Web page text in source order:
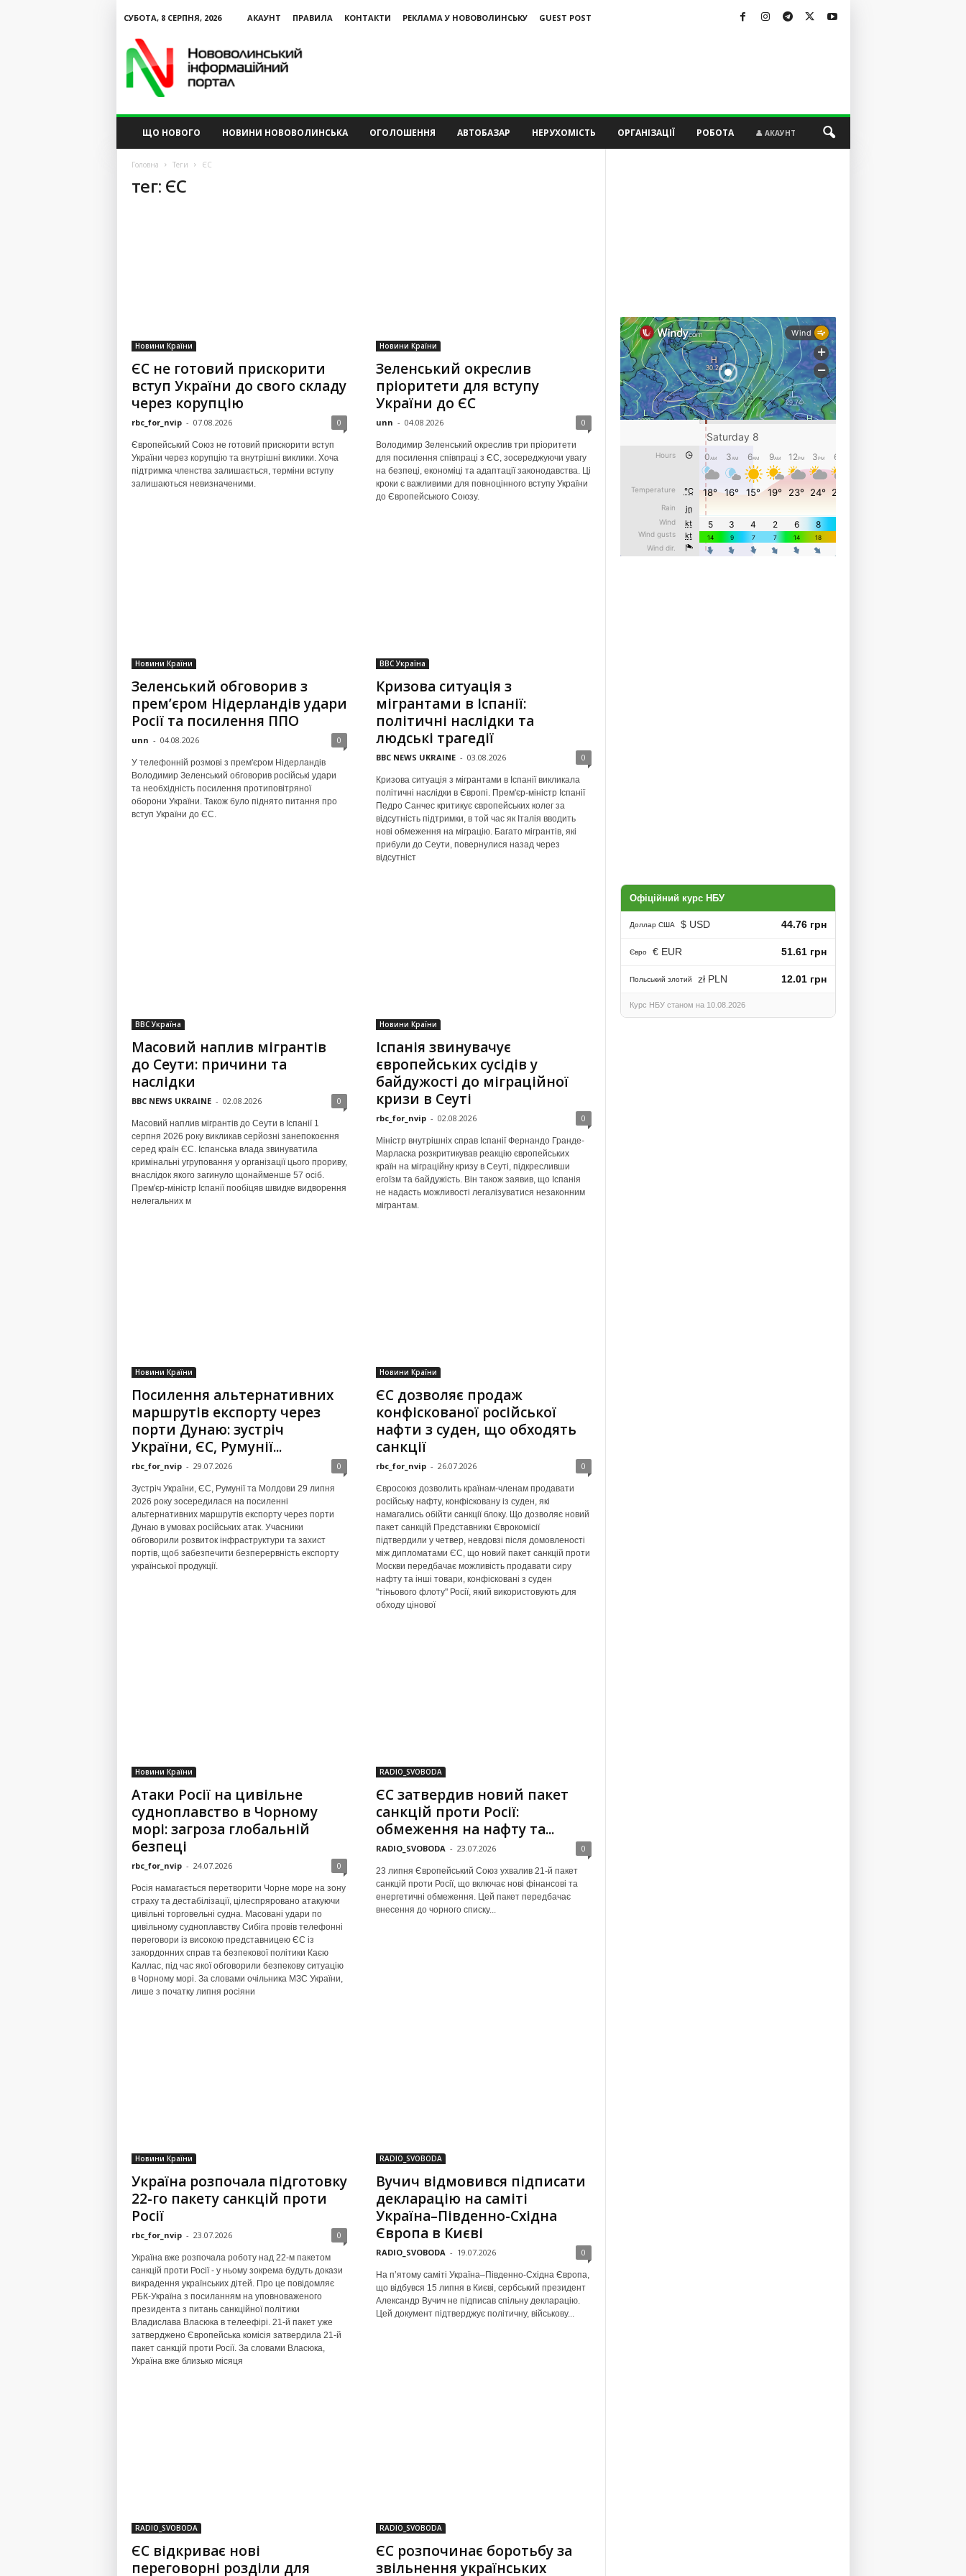
СУБОТА, 8 СЕРПНЯ, 2026 АКАУНТ ПРАВИЛА КОНТАКТИ РЕКЛАМА У НОВОВОЛИНСЬКУ
GUEST POST
ЩО НОВОГО НОВИНИ НОВОВОЛИНСЬКА ОГОЛОШЕННЯ АВТОБАЗАР НЕРУХОМІСТЬ ОРГАНІЗАЦІЇ РОБОТА 👤 АКАУНТ
Головна Теги ЄС
тег: ЄС
Новини Країни
ЄС не готовий прискорити
вступ України до свого складу
через корупцію
rbc_for_nvip - 07.08.2026 0
Європейський Союз не готовий прискорити вступ
України через корупцію та внутрішні виклики. Хоча
підтримка членства залишається, терміни вступу
залишаються невизначеними.
Новини Країни
Зеленський окреслив
пріоритети для вступу
України до ЄС
unn - 04.08.2026 0
Володимир Зеленський окреслив три пріоритети
для посилення співпраці з ЄС, зосереджуючи увагу
на безпеці, економіці та адаптації законодавства. Ці
кроки є важливими для повноцінного вступу України
до Європейського Союзу.
Новини Країни
Зеленський обговорив з
прем’єром Нідерландів удари
Росії та посилення ППО
unn - 04.08.2026 0
У телефонній розмові з прем'єром Нідерландів
Володимир Зеленський обговорив російські удари
та необхідність посилення протиповітряної
оборони України. Також було піднято питання про
вступ України до ЄС.
BBC Україна
Кризова ситуація з
мігрантами в Іспанії:
політичні наслідки та
людські трагедії
BBC NEWS UKRAINE - 03.08.2026 0
Кризова ситуація з мігрантами в Іспанії викликала
політичні наслідки в Європі. Прем'єр-міністр Іспанії
Педро Санчес критикує європейських колег за
відсутність підтримки, в той час як Італія вводить
нові обмеження на міграцію. Багато мігрантів, які
прибули до Сеути, повернулися назад через
відсутніст
BBC Україна
Масовий наплив мігрантів
до Сеути: причини та
наслідки
BBC NEWS UKRAINE - 02.08.2026 0
Масовий наплив мігрантів до Сеути в Іспанії 1
серпня 2026 року викликав серйозні занепокоєння
серед країн ЄС. Іспанська влада звинуватила
кримінальні угруповання у організації цього прориву,
внаслідок якого загинуло щонайменше 57 осіб.
Прем'єр-міністр Іспанії пообіцяв швидке видворення
нелегальних м
Новини Країни
Іспанія звинувачує
європейських сусідів у
байдужості до міграційної
кризи в Сеуті
rbc_for_nvip - 02.08.2026 0
Міністр внутрішніх справ Іспанії Фернандо Гранде-
Марласка розкритикував реакцію європейських
країн на міграційну кризу в Сеуті, підкресливши
егоїзм та байдужість. Він також заявив, що Іспанія
не надасть можливості легалізуватися незаконним
мігрантам.
Новини Країни
Посилення альтернативних
маршрутів експорту через
порти Дунаю: зустріч
України, ЄС, Румунії...
rbc_for_nvip - 29.07.2026 0
Зустріч України, ЄС, Румунії та Молдови 29 липня
2026 року зосередилася на посиленні
альтернативних маршрутів експорту через порти
Дунаю в умовах російських атак. Учасники
обговорили розвиток інфраструктури та захист
портів, щоб забезпечити безперервність експорту
української продукції.
Новини Країни
ЄС дозволяє продаж
конфіскованої російської
нафти з суден, що обходять
санкції
rbc_for_nvip - 26.07.2026 0
Євросоюз дозволить країнам-членам продавати
російську нафту, конфісковану із суден, які
намагались обійти санкції блоку. Що дозволяє новий
пакет санкцій Представники Єврокомісії
підтвердили у четвер, невдовзі після домовленості
між дипломатами ЄС, що новий пакет санкцій проти
Москви передбачає можливість продавати сиру
нафту та інші товари, конфісковані з суден
"тіньового флоту" Росії, який використовують для
обходу цінової
Новини Країни
Атаки Росії на цивільне
судноплавство в Чорному
морі: загроза глобальній
безпеці
rbc_for_nvip - 24.07.2026 0
Росія намагається перетворити Чорне море на зону
страху та дестабілізації, цілеспряровано атакуючи
цивільні торговельні судна. Масовані удари по
цивільному судноплавству Сибіга провів телефонні
переговори із високою представницею ЄС із
закордонних справ та безпекової політики Каєю
Каллас, під час якої обговорили безпекову ситуацію
в Чорному морі. За словами очільника МЗС України,
лише з початку липня росіяни
RADIO_SVOBODA
ЄС затвердив новий пакет
санкцій проти Росії:
обмеження на нафту та...
RADIO_SVOBODA - 23.07.2026 0
23 липня Європейський Союз ухвалив 21-й пакет
санкцій проти Росії, що включає нові фінансові та
енергетичні обмеження. Цей пакет передбачає
внесення до чорного списку...
Новини Країни
Україна розпочала підготовку
22-го пакету санкцій проти
Росії
rbc_for_nvip - 23.07.2026 0
Україна вже розпочала роботу над 22-м пакетом
санкцій проти Росії - у ньому зокрема будуть докази
викрадення українських дітей. Про це повідомляє
РБК-Україна з посиланням на уповноваженого
президента з питань санкційної політики
Владислава Власюка в телеефірі. 21-й пакет уже
затверджено Європейська комісія затвердила 21-й
пакет санкцій проти Росії. За словами Власюка,
Україна вже близько місяця
RADIO_SVOBODA
Вучич відмовився підписати
декларацію на саміті
Україна–Південно-Східна
Європа в Києві
RADIO_SVOBODA - 19.07.2026 0
На п’ятому саміті Україна–Південно-Східна Європа,
що відбувся 15 липня в Києві, сербський президент
Александр Вучич не підписав спільну декларацію.
Цей документ підтверджує політичну, військову...
RADIO_SVOBODA
ЄС відкриває нові
переговорні розділи для
RADIO_SVOBODA
ЄС розпочинає боротьбу за
звільнення українських
Офіційний курс НБУ
Доллар США $ USD 44.76 грн
Євро € EUR 51.61 грн
Польський злотий zł PLN 12.01 грн
Курс НБУ станом на 10.08.2026